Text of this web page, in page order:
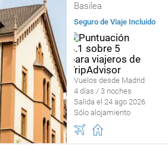
Basilea
Seguro de Viaje Incluido
Vuelos desde Madrid
4 días / 3 noches
Salida el 24 ago 2026
Sólo alojamiento